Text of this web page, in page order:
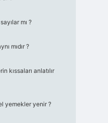
mı ?
mıdır ?
kıssaları anlatılır
yemekler yenir ?